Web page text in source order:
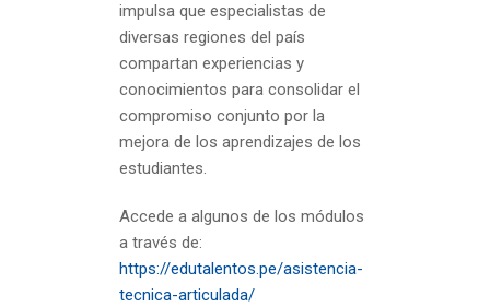
impulsa que especialistas de
diversas regiones del país
compartan experiencias y
conocimientos para consolidar el
compromiso conjunto por la
mejora de los aprendizajes de los
estudiantes.
Accede a algunos de los módulos
a través de:
https://edutalentos.pe/asistencia-
tecnica-articulada/